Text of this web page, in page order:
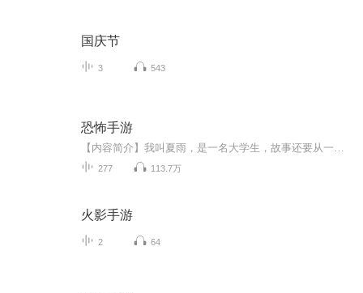
国庆节
3 543
恐怖手游
277 113.7万
火影手游
2 64